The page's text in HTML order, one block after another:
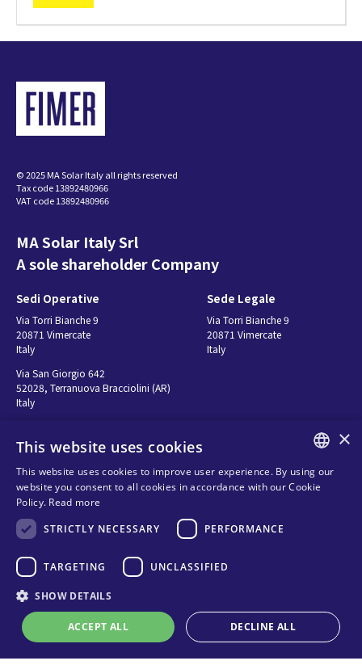
© 2025 MA Solar Italy all rights reserved
Tax code 13892480966
VAT code 13892480966
MA Solar Italy Srl
A sole shareholder Company
Sedi Operative
Via Torri Bianche 9
20871 Vimercate
Italy
Via San Giorgio 642
52028, Terranuova Bracciolini (AR)
Italy
Sede Legale
Via Torri Bianche 9
20871 Vimercate
Italy
Contatti
연락처
구매처
Seguici
Privacy
Terms and conditions
Whistleblowing
온라인 기술 지원
ENGLISH
×
This website uses cookies
This website uses cookies to improve user experience. By using our
website you consent to all cookies in accordance with our Cookie
Policy. Read more
STRICTLY NECESSARY
PERFORMANCE
TARGETING UNCLASSIFIED
SHOW DETAILS
ACCEPT ALL DECLINE ALL